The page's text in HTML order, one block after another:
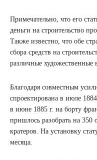
Примечательно, что его
деньги на строительство
Также известно, что обе
сбора средств на
различные художественные
Благодаря совместным
спроектирована в июле
в июне 1885 г. на борту
пришлось разобрать на 350
кратеров. На установку
месяца.